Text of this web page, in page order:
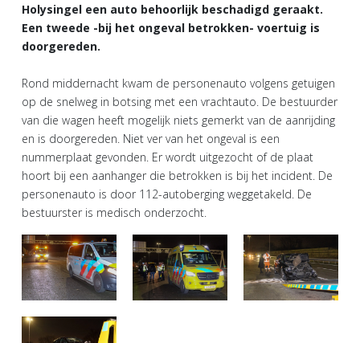
Holysingel een auto behoorlijk beschadigd geraakt.
Een tweede -bij het ongeval betrokken- voertuig is
doorgereden.
Rond middernacht kwam de personenauto volgens getuigen
op de snelweg in botsing met een vrachtauto. De bestuurder
van die wagen heeft mogelijk niets gemerkt van de aanrijding
en is doorgereden. Niet ver van het ongeval is een
nummerplaat gevonden. Er wordt uitgezocht of de plaat
hoort bij een aanhanger die betrokken is bij het incident. De
personenauto is door 112-autoberging weggetakeld. De
bestuurster is medisch onderzocht.